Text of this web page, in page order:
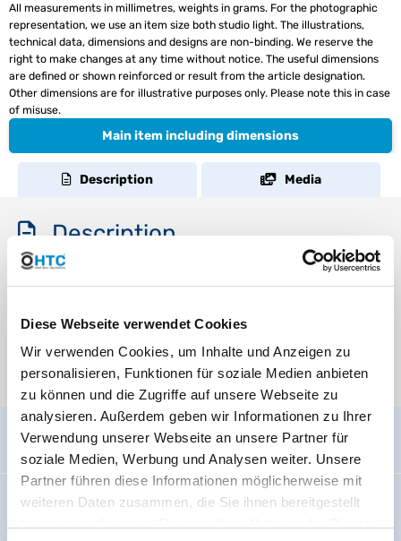
Diese Webseite verwendet Cookies
Wir verwenden Cookies, um Inhalte und Anzeigen zu
personalisieren, Funktionen für soziale Medien anbieten
zu können und die Zugriffe auf unsere Webseite zu
analysieren. Außerdem geben wir Informationen zu Ihrer
Verwendung unserer Webseite an unsere Partner für
soziale Medien, Werbung und Analysen weiter. Unsere
Partner führen diese Informationen möglicherweise mit
weiteren Daten zusammen, die Sie ihnen bereitgestellt
All measurements in millimetres, weights in grams. For the photographic
representation, we use an item size both studio light. The illustrations,
technical data, dimensions and designs are non-binding. We reserve the
right to make changes at any time without notice. The useful dimensions
are defined or shown reinforced or result from the article designation.
Other dimensions are for illustrative purposes only. Please note this in case
of misuse.
Main item including dimensions
Description Media
Description
ITSDESC123TRANSLATION
Media
There are currently no media files available.
General information
Imprint
About us